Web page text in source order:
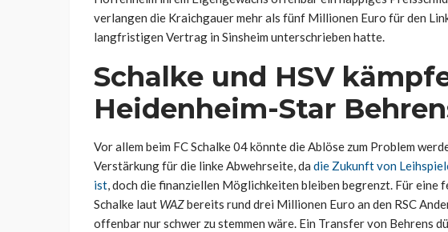
verlangen die Kraichgauer mehr als fünf Millionen Euro für den
langfristigen Vertrag in Sinsheim unterschrieben hatte.
Schalke und HSV
Heidenheim-Star
Vor allem beim FC Schalke 04 könnte die Ablöse zum Problem
Verstärkung für die linke Abwehrseite, da die Zukunft von
ist, doch die finanziellen Möglichkeiten bleiben begrenzt. Für eine
Schalke laut WAZbereits rund drei Millionen Euro an den RSC
offenbar nur schwer zu stemmen wäre. Ein Transfer von Behrens